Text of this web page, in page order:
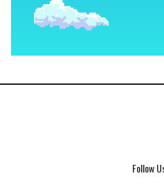
Follow